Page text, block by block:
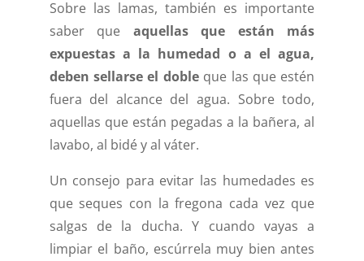
Sobre las lamas, también es importante
saber que aquellas que están más
expuestas a la humedad o a el agua,
deben sellarse el doble que las que estén
fuera del alcance del agua. Sobre todo,
aquellas que están pegadas a la bañera, al
lavabo, al bidé y al váter.
Un consejo para evitar las humedades es
que seques con la fregona cada vez que
salgas de la ducha. Y cuando vayas a
limpiar el baño, escúrrela muy bien antes